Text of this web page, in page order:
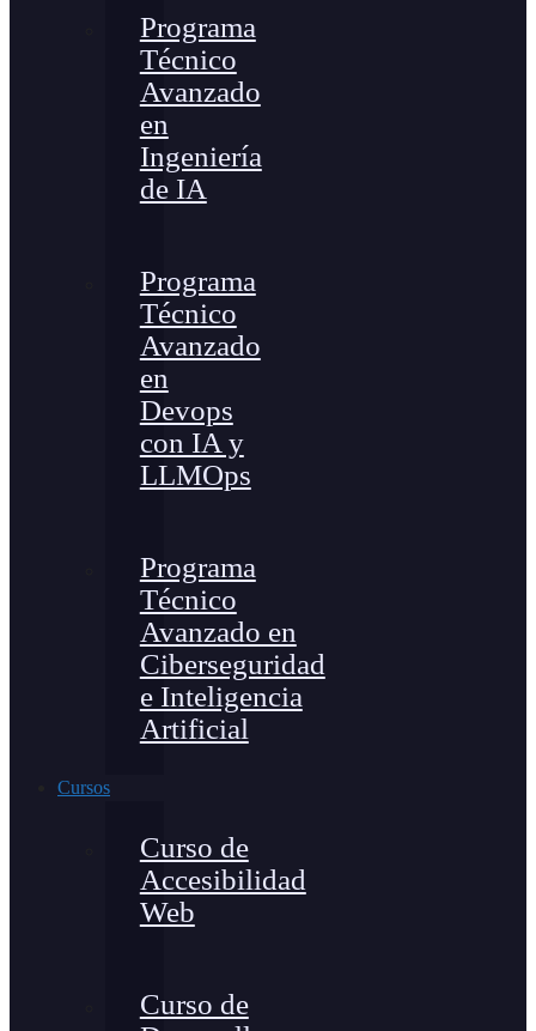
Programa
Técnico
Avanzado
en
Ingeniería
de IA
Programa
Técnico
Avanzado
en
Devops
con IA y
LLMOps
Programa
Técnico
Avanzado en
Ciberseguridad
e Inteligencia
Artificial
Cursos
Curso de
Accesibilidad
Web
Curso de